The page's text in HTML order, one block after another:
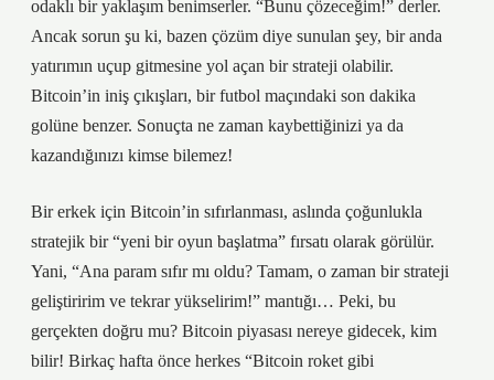
odaklı bir yaklaşım benimserler. “Bunu çözeceğim!” derler.
Ancak sorun şu ki, bazen çözüm diye sunulan şey, bir anda
yatırımın uçup gitmesine yol açan bir strateji olabilir.
Bitcoin’in iniş çıkışları, bir futbol maçındaki son dakika
golüne benzer. Sonuçta ne zaman kaybettiğinizi ya da
kazandığınızı kimse bilemez!
Bir erkek için Bitcoin’in sıfırlanması, aslında çoğunlukla
stratejik bir “yeni bir oyun başlatma” fırsatı olarak görülür.
Yani, “Ana param sıfır mı oldu? Tamam, o zaman bir strateji
geliştiririm ve tekrar yükselirim!” mantığı… Peki, bu
gerçekten doğru mu? Bitcoin piyasası nereye gidecek, kim
bilir! Birkaç hafta önce herkes “Bitcoin roket gibi